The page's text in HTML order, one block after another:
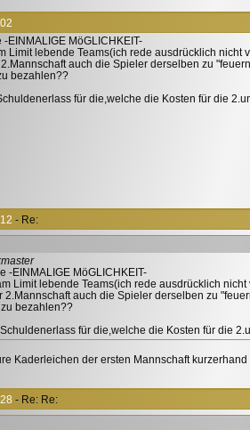
EINMALIGE MöGLICHKEIT-
Limit lebende Teams(ich rede ausdrücklich nicht
auch die Spieler derselben zu
bezahlen??
für die,welche die Kosten für die
- Re:
-EINMALIGE MöGLICHKEIT-
Limit lebende Teams(ich rede ausdrücklich nicht
2.Mannschaft auch die Spieler derselben zu
bezahlen??
für die,welche die Kosten für die
Kaderleichen der ersten Mannschaft
- Re: Re: